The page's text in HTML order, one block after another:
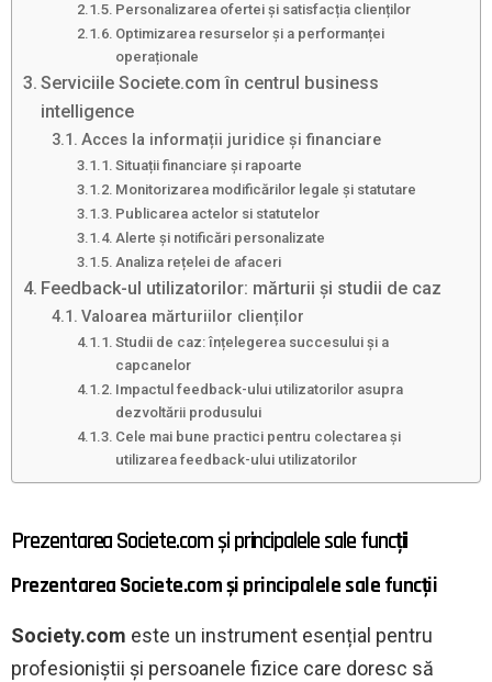
Personalizarea ofertei și satisfacția clienților
Optimizarea resurselor și a performanței
operaționale
Serviciile Societe.com în centrul business
intelligence
Acces la informații juridice și financiare
Situații financiare și rapoarte
Monitorizarea modificărilor legale și statutare
Publicarea actelor si statutelor
Alerte și notificări personalizate
Analiza rețelei de afaceri
Feedback-ul utilizatorilor: mărturii și studii de caz
Valoarea mărturiilor clienților
Studii de caz: înțelegerea succesului și a
capcanelor
Impactul feedback-ului utilizatorilor asupra
dezvoltării produsului
Cele mai bune practici pentru colectarea și
utilizarea feedback-ului utilizatorilor
Prezentarea Societe.com și principalele sale funcții
Prezentarea Societe.com și principalele sale funcții
Society.com este un instrument esențial pentru
profesioniștii și persoanele fizice care doresc să